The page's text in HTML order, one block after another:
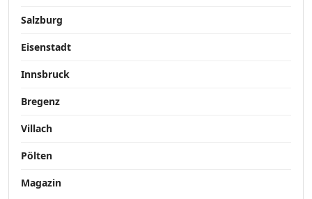
Salzburg
Eisenstadt
Innsbruck
Bregenz
Villach
Pölten
Magazin